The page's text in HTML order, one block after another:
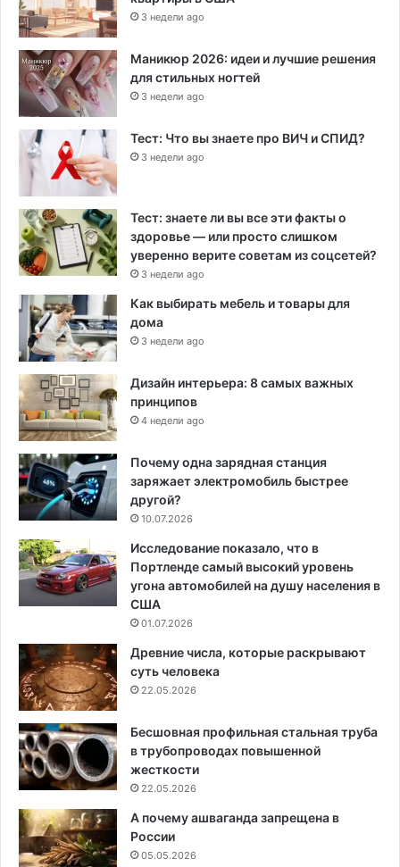
3 недели ago
Маникюр 2026: идеи и лучшие решения
для стильных ногтей
3 недели ago
Тест: Что вы знаете про ВИЧ и СПИД?
3 недели ago
Тест: знаете ли вы все эти факты о
здоровье — или просто слишком
уверенно верите советам из соцсетей?
3 недели ago
Как выбирать мебель и товары для
дома
3 недели ago
Дизайн интерьера: 8 самых важных
принципов
4 недели ago
Почему одна зарядная станция
заряжает электромобиль быстрее
другой?
10.07.2026
Исследование показало, что в
Портленде самый высокий уровень
угона автомобилей на душу населения в
США
01.07.2026
Древние числа, которые раскрывают
суть человека
22.05.2026
Бесшовная профильная стальная труба
в трубопроводах повышенной
жесткости
22.05.2026
А почему ашваганда запрещена в
России
05.05.2026